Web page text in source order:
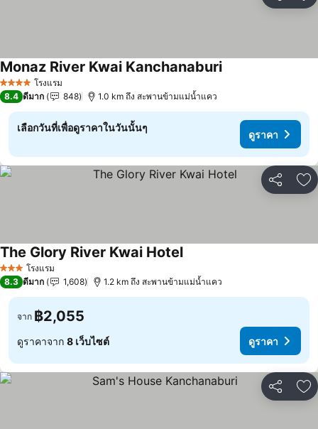
4 ดาว โรงแรม
Monaz River Kwai Kanchanaburi
8.4 ดีมาก 848 1.0 km ถึง สะพานข้ามแม่น้ำแคว
เลือกวันที่เพื่อดูราคาในวันนั้นๆ
ดูราคา
แชร์ เ
3 ดาว โรงแรม
The Glory River Kwai Hotel
8.3 ดีมาก 1,608 1.2 km ถึง สะพานข้ามแม่น้ำแคว
จาก ฿2,055
ดูราคาจาก 8 เว็บไซต์ ดูราคา
แชร์ เ